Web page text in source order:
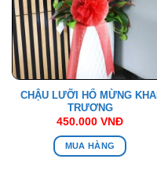
CHẬU LƯỠI HỔ MỪNG KHAI
TRƯƠNG
450.000 VNĐ
MUA HÀNG